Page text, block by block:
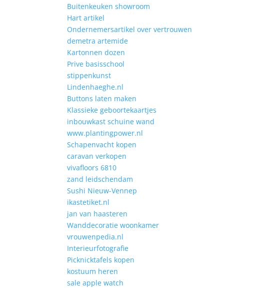
Buitenkeuken showroom
Hart artikel
Ondernemersartikel over vertrouwen
demetra artemide
Kartonnen dozen
Prive basisschool
stippenkunst
Lindenhaeghe.nl
Buttons laten maken
Klassieke geboortekaartjes
inbouwkast schuine wand
www.plantingpower.nl
Schapenvacht kopen
caravan verkopen
vivafloors 6810
zand leidschendam
Sushi Nieuw-Vennep
ikastetiket.nl
jan van haasteren
Wanddecoratie woonkamer
vrouwenpedia.nl
Interieurfotografie
Picknicktafels kopen
kostuum heren
sale apple watch